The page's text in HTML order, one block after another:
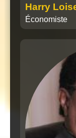
Harry
Économiste